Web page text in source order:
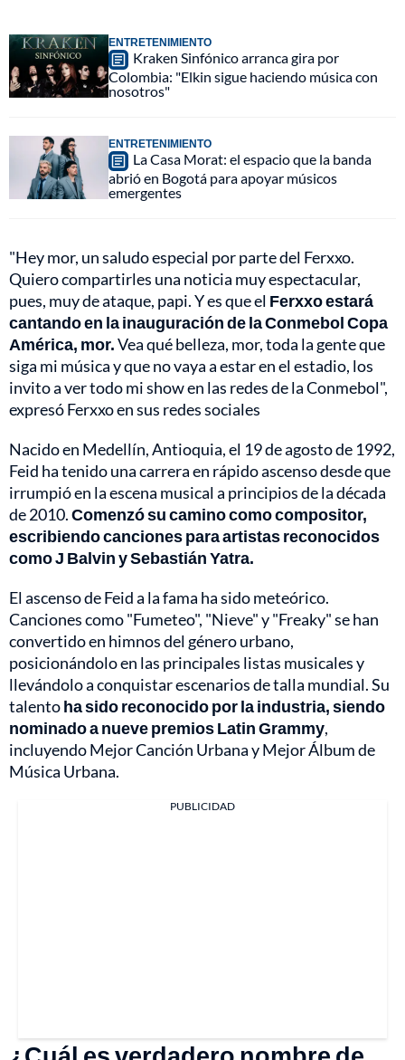
ENTRETENIMIENTO
Kraken Sinfónico arranca gira por
Colombia: "Elkin sigue haciendo música con
nosotros"
ENTRETENIMIENTO
La Casa Morat: el espacio que la banda
abrió en Bogotá para apoyar músicos
emergentes
"Hey mor, un saludo especial por parte del Ferxxo.
Quiero compartirles una noticia muy espectacular,
pues, muy de ataque, papi. Y es que el Ferxxo estará
cantando en la inauguración de la Conmebol Copa
América, mor.Vea qué belleza, mor, toda la gente que
siga mi música y que no vaya a estar en el estadio, los
invito a ver todo mi show en las redes de la Conmebol",
expresó Ferxxo en sus redes sociales
Nacido en Medellín, Antioquia, el 19 de agosto de 1992,
Feid ha tenido una carrera en rápido ascenso desde que
irrumpió en la escena musical a principios de la década
de 2010.Comenzó su camino como compositor,
escribiendo cancionespara artistas reconocidos
como J Balvin y Sebastián Yatra.
El ascenso de Feid a la fama ha sido meteórico.
Canciones como "Fumeteo", "Nieve" y "Freaky" se han
convertido en himnos del género urbano,
posicionándolo en las principales listas musicales y
llevándolo a conquistar escenarios de talla mundial. Su
talentoha sido reconocido por la industria, siendo
nominado a nueve premios Latin Grammy,
incluyendo Mejor Canción Urbana y Mejor Álbum de
Música Urbana.
PUBLICIDAD